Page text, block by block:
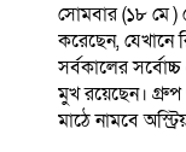
সোমবার (১৮ মে )
করেছেন, যেখানে
সর্বকালের
মুখ রয়েছেন। গ্রুপ
মাঠে নামবে